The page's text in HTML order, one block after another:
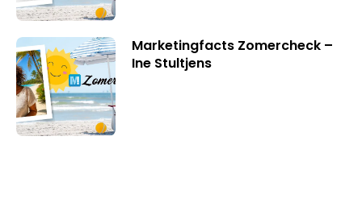
Marketingfacts Zomercheck –
Ine Stultjens